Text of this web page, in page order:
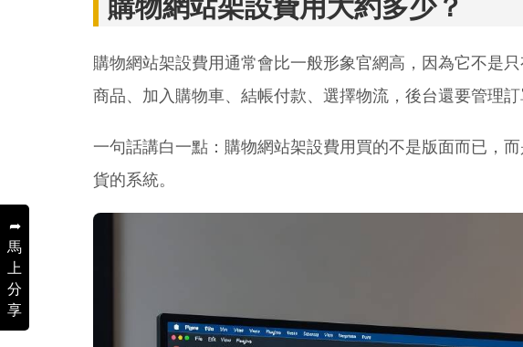
➦
馬
上
分
享
購物網站架設費用通常會比一般形象官網高，因為它不是
商品、加入購物車、結帳付款、選擇物流，後台還要管理訂
一句話講白一點：購物網站架設費用買的不是版面而已，
貨的系統。